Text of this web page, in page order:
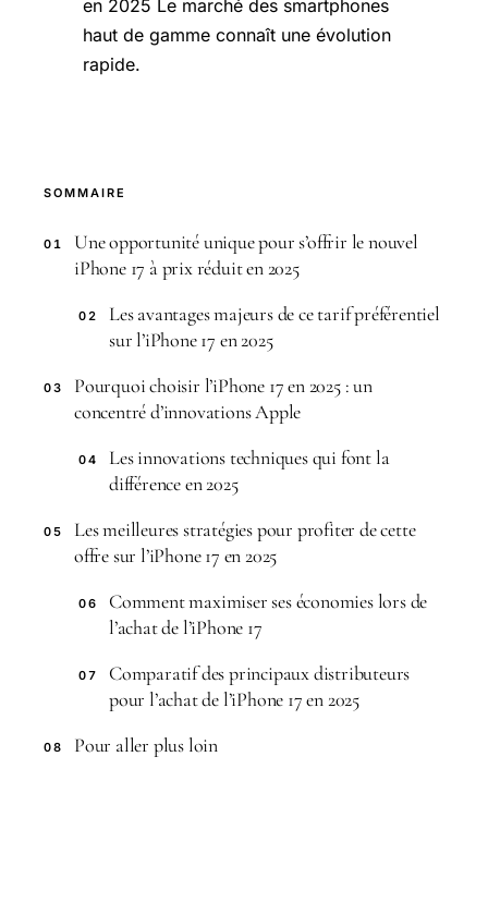
en 2025 Le marché des smartphones
haut de gamme connaît une évolution
rapide.
SOMMAIRE
01
Une opportunité unique pour s’offrir le nouvel
iPhone 17 à prix réduit en 2025
02
Les avantages majeurs de ce tarif préférentiel
sur l’iPhone 17 en 2025
03
Pourquoi choisir l’iPhone 17 en 2025 : un
concentré d’innovations Apple
04
Les innovations techniques qui font la
différence en 2025
05
Les meilleures stratégies pour profiter de cette
offre sur l’iPhone 17 en 2025
06
Comment maximiser ses économies lors de
l’achat de l’iPhone 17
07
Comparatif des principaux distributeurs
pour l’achat de l’iPhone 17 en 2025
08 Pour aller plus loin